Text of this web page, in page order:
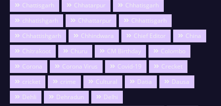
Chattisgarh
Chhatarpur
Chhatisgarh
chhatishgarh
Chhattarpur
Chhattisgarh
Chhattishgarh
Chhindwara Chief Editor
China
Chitrakoot
Churu CM Birthday
Colombo
Corona
Corona Virus Covid-19
Crecket
cricket
crime Cultural Datia
Dausa
Dehli
Dehradun
Delhi